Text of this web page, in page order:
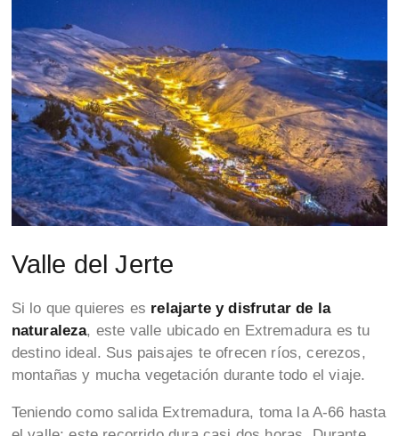
Valle del Jerte
Si lo que quieres es relajarte y disfrutar de la
naturaleza, este valle ubicado en Extremadura es tu
destino ideal. Sus paisajes te ofrecen ríos, cerezos,
montañas y mucha vegetación durante todo el viaje.
Teniendo como salida Extremadura, toma la A-66 hasta